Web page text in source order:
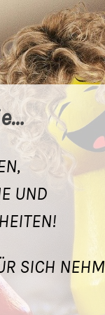
UND
SICH